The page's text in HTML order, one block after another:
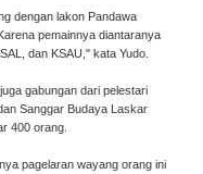
dengan lakon Pandawa
pemainnya diantaranya
dan KSAU," kata Yudo.
gabungan dari pelestari
Sanggar Budaya Laskar
400 orang.
pagelaran wayang orang ini